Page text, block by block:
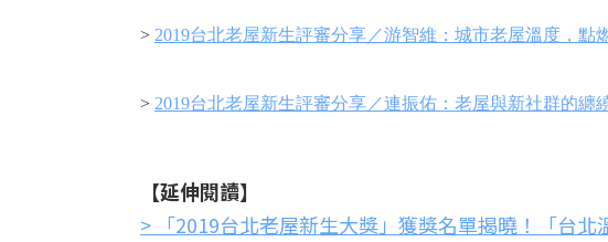
> 2019台北老屋新生評審分享／游智維：城市老屋溫度，點
> 2019台北老屋新生評審分享／連振佑：老屋與新社群的纏
【延伸閱讀】
> 「2019台北老屋新生大獎」獲獎名單揭曉！「台